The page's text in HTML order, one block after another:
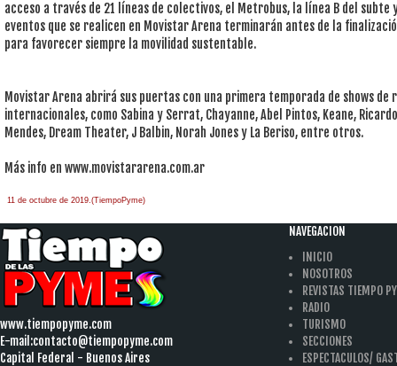
acceso a través de 21 líneas de colectivos, el Metrobus, la línea B del subte
eventos que se realicen en Movistar Arena terminarán antes de la
para favorecer siempre la movilidad sustentable.
Movistar Arena abrirá sus puertas con una primera temporada de shows
internacionales, como Sabina y Serrat, Chayanne, Abel Pintos, Keane,
Mendes, Dream Theater, J Balbin, Norah Jones y La Beriso, entre otros.
Más info en www.movistararena.com.ar
11 de octubre de 2019.(TiempoPyme)
www.tiempopyme.com
E-mail:contacto@tiempopyme.com
Capital Federal - Buenos Aires
NAVEGACION
INICIO
NOSOTROS
REVISTAS TIEMPO
RADIO
TURISMO
SECCIONES
ESPECTACULOS/